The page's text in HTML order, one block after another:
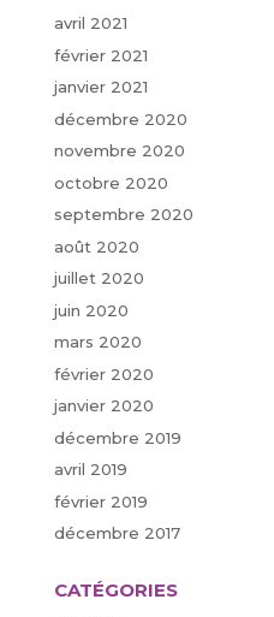
avril 2021
février 2021
janvier 2021
décembre 2020
novembre 2020
octobre 2020
septembre 2020
août 2020
juillet 2020
juin 2020
mars 2020
février 2020
janvier 2020
décembre 2019
avril 2019
février 2019
décembre 2017
CATÉGORIES